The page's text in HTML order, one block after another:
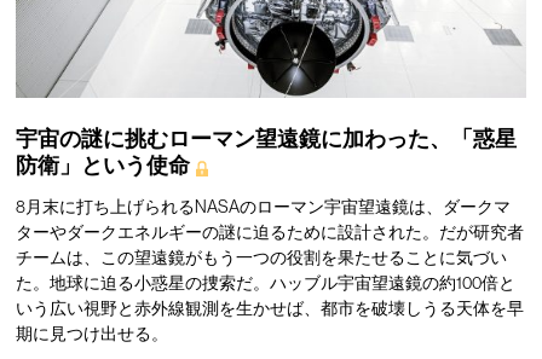
宇宙の謎に挑むローマン望遠鏡に加わった、「惑星
防衛」という使命
8月末に打ち上げられるNASAのローマン宇宙望遠鏡は、ダークマ
ターやダークエネルギーの謎に迫るために設計された。だが研究者
チームは、この望遠鏡がもう一つの役割を果たせることに気づい
た。地球に迫る小惑星の捜索だ。ハッブル宇宙望遠鏡の約100倍と
いう広い視野と赤外線観測を生かせば、都市を破壊しうる天体を早
期に見つけ出せる。